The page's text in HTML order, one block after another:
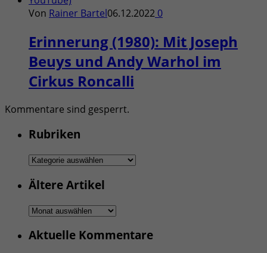
Von Rainer Bartel06.12.2022 0
Erinnerung (1980): Mit Joseph
Beuys und Andy Warhol im
Cirkus Roncalli
Kommentare sind gesperrt.
Rubriken
Rubriken
Ältere Artikel
Ältere
Aktuelle Kommentare